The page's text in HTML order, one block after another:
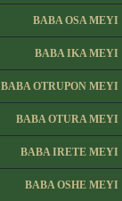
BABA OSA MEYI
BABA IKA MEYI
BABA OTRUPON MEYI
BABA OTURA MEYI
BABA IRETE MEYI
BABA OSHE MEYI